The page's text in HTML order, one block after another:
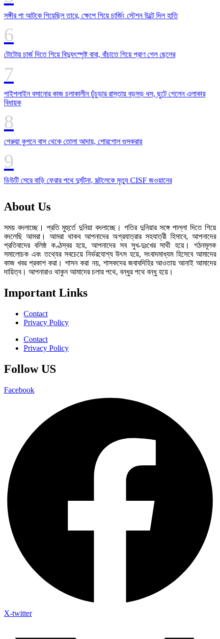
সঙ্গীর পা আটকে গিয়েছিল তারে, ক্ষেপে গিয়ে চার্জিং স্টেশন উল্টে দিল হাতি
টোটোয় চার্জ দিতে গিয়ে বিদ্যুৎস্পৃষ্ট বাবা, বাঁচাতে গিয়ে প্রাণ গেল ছেলের
পাইপলাইন বসানোর কাজ চলাকালীন চুঁচুড়ার রাস্তায় বড়সড় ধস, ছুটে গেলেন এলাকার
বিধায়ক
গেরুয়া কুপনে বাস থেকে তোলা আদায়, শোরগোল গুসকরায়
ডিউটি সেরে বাড়ি ফেরার পথে দুর্ঘটনা, সল্টলেকে মৃত্যু CISF জওয়ানের
About Us
সময় বদলাচ্ছে। প্রতি মুহুর্তে দুনিয়া বদলাচ্ছে। গতির দুনিয়ার সঙ্গে পাল্লা দিতে গিয়ে
বদলেছি আমরা। আমরা থাকব আপনাদের অগ্রযাত্রার সহযাত্রী হিসাবে, আপনাদের
প্রতিবাদের বলিষ্ঠ কণ্ঠস্বর হয়ে, আপনাদের সব সুখ-দুঃখের সাথী হয়ে। গঠনমূলক
সমালোচক এবং তথ্যের সবচেয়ে নির্ভরযোগ্য উ‍ৎস হয়ে, সংবাদমাধ্যম হিসেবে আমাদের
কাজ খবর প্রকাশ করা। শাসন করা নয়, শাসকদের জবাবদিহির আওতায় আনাই আমাদের
দায়িত্ব। আপনারাও থাকুন আমাদের চলার পথে, বন্ধুর পথে বন্ধু হয়ে।
Important Links
Contact
Privacy Policy
Contact
Privacy Policy
Follow US
Facebook
X-twitter